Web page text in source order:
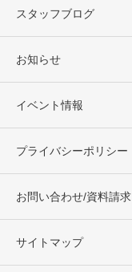
スタッフブログ
お知らせ
イベント情報
プライバシーポリシー
お問い合わせ/資料請求
サイトマップ